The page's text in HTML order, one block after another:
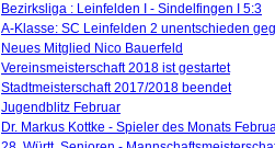
Bezirksliga : Leinfelden I - Sindelfingen I 5:3
A-Klasse: SC Leinfelden 2 unentschieden
Neues Mitglied Nico Bauerfeld
Vereinsmeisterschaft 2018 ist gestartet
Stadtmeisterschaft 2017/2018 beendet
Jugendblitz Februar
Dr. Markus Kottke - Spieler des Monats